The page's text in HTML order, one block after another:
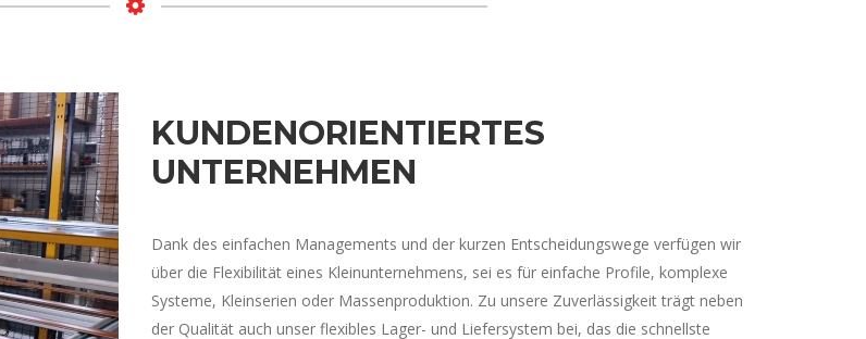
KUNDENORIENTIERTES
UNTERNEHMEN
Dank des einfachen Managements und der kurzen Entscheidungswege verfügen wir
über die Flexibilität eines Kleinunternehmens, sei es für einfache Profile, komplexe
Systeme, Kleinserien oder Massenproduktion. Zu unsere Zuverlässigkeit trägt neben
der Qualität auch unser flexibles Lager- und Liefersystem bei, das die schnellste